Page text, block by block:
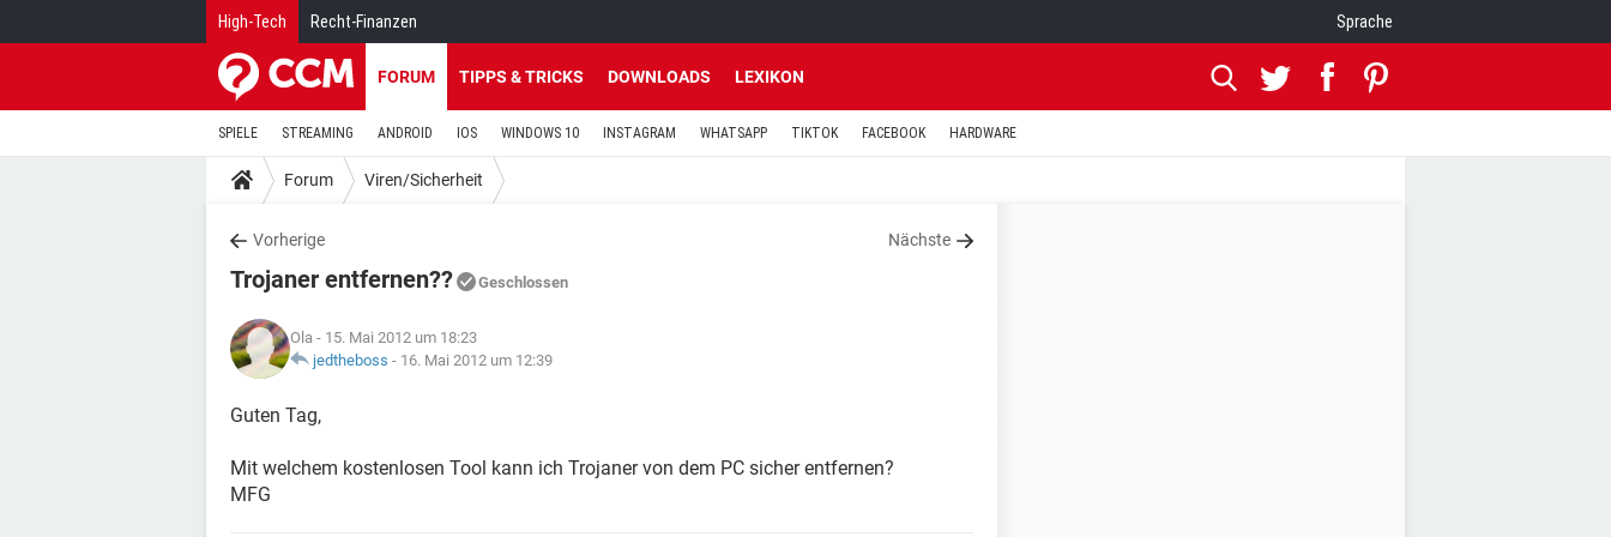
High-Tech Recht-Finanzen Sprache
FORUM TIPPS & TRICKS DOWNLOADS LEXIKON
SPIELE STREAMING ANDROID IOS WINDOWS 10 INSTAGRAM WHATSAPP TIKTOK FACEBOOK HARDWARE
Forum Viren/Sicherheit
Vorherige Nächste
Trojaner entfernen?? Geschlossen
Ola - 15. Mai 2012 um 18:23
jedtheboss - 16. Mai 2012 um 12:39
Guten Tag,
Mit welchem kostenlosen Tool kann ich Trojaner von dem PC sicher entfernen?
MFG